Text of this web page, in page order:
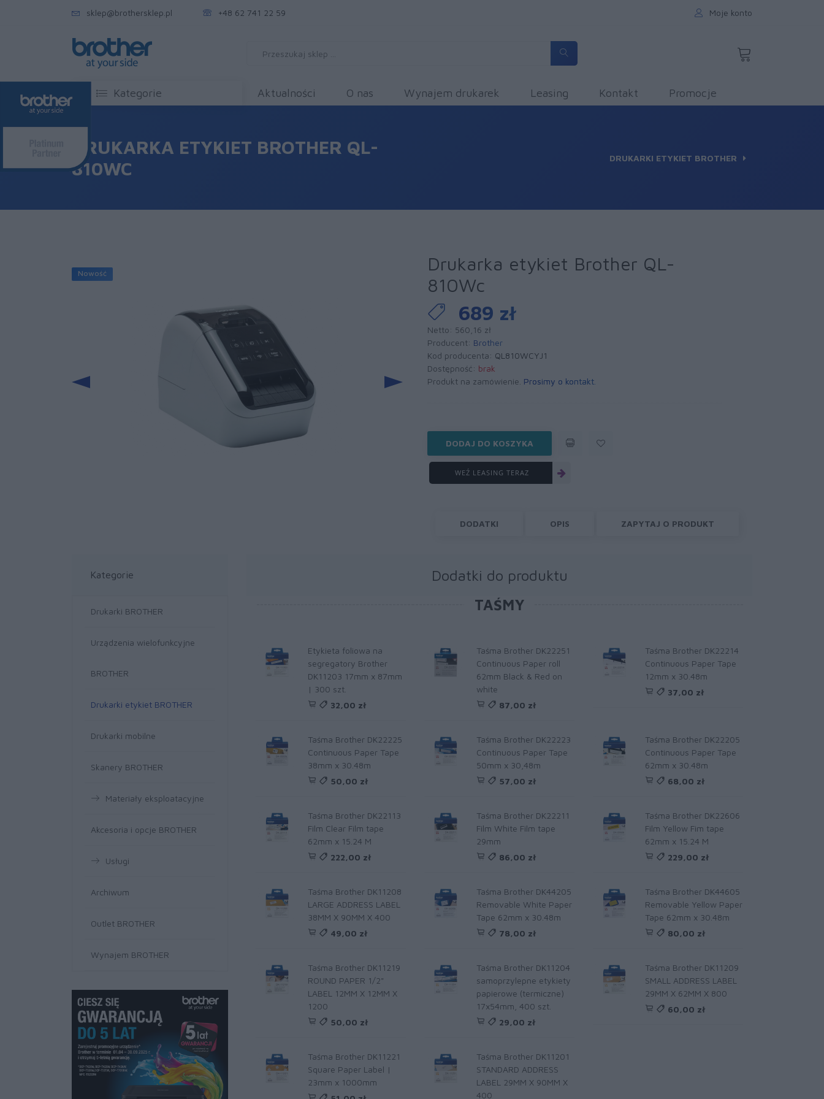
sklep@brothersklep.pl +48 62 741 22 59 Moje konto
Kategorie Aktualności O nas Wynajem drukarek Leasing Kontakt Promocje
DRUKARKA ETYKIET BROTHER QL-
810WC
DRUKARKI ETYKIET BROTHER
Nowość
Drukarka etykiet Brother QL-
810Wc
689 zł
Netto: 560,16 zł
Producent: Brother
Kod producenta: QL810WCYJ1
Dostępność: brak
Produkt na zamówienie. Prosimy o kontakt
DODAJ DO KOSZYKA
WEŹ LEASING TERAZ
DODATKI OPIS ZAPYTAJ O PRODUKT
Kategorie
Drukarki BROTHER
Urządzenia wielofunkcyjne
BROTHER
Drukarki etykiet BROTHER
Drukarki mobilne
Skanery BROTHER
Materiały eksploatacyjne
Akcesoria i opcje BROTHER
Usługi
Archiwum
Outlet BROTHER
Wynajem BROTHER
Dodatki do produktu
TAŚMY
Etykieta foliowa na
segregatory Brother
DK11203 17mm x 87mm
| 300 szt.
32,00 zł
Taśma Brother DK22251
Continuous Paper roll
62mm Black & Red on
white
87,00 zł
Taśma Brother DK22214
Continuous Paper Tape
12mm x 30.48m
37,00 zł
Taśma Brother DK22225
Continuous Paper Tape
38mm x 30.48m
50,00 zł
Taśma Brother DK22223
Continuous Paper Tape
50mm x 30,48m
57,00 zł
Taśma Brother DK22205
Continuous Paper Tape
62mm x 30.48m
68,00 zł
Taśma Brother DK22113
Film Clear Film tape
62mm x 15.24 M
222,00 zł
Taśma Brother DK22211
Film White Film tape
29mm
86,00 zł
Taśma Brother DK22606
Film Yellow Fim tape
62mm x 15.24 M
229,00 zł
Taśma Brother DK11208
LARGE ADDRESS LABEL
38MM X 90MM X 400
49,00 zł
Taśma Brother DK44205
Removable White Paper
Tape 62mm x 30.48m
78,00 zł
Taśma Brother DK44605
Removable Yellow Paper
Tape 62mm x 30.48m
80,00 zł
Taśma Brother DK11219
ROUND PAPER 1/2"
LABEL 12MM X 12MM X
1200
50,00 zł
Taśma Brother DK11204
samoprzylepne etykiety
papierowe (termiczne)
17x54mm, 400 szt.
29,00 zł
Taśma Brother DK11209
SMALL ADDRESS LABEL
29MM X 62MM X 800
60,00 zł
Taśma Brother DK11221
Square Paper Label |
23mm x 1000mm
Taśma Brother DK11201
STANDARD ADDRESS
LABEL 29MM X 90MM X
400